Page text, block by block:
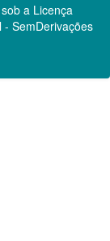
a Licença
SemDerivações